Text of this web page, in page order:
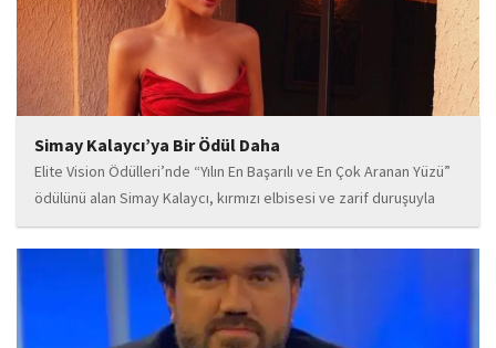
Simay Kalaycı’ya Bir Ödül Daha
Elite Vision Ödülleri’nde “Yılın En Başarılı ve En Çok Aranan Yüzü”
ödülünü alan Simay Kalaycı, kırmızı elbisesi ve zarif duruşuyla
geceye damga vurdu. Takı markasıyla da dikkat çeken Kalaycı,
Wilma...